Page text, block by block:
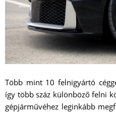
Több mint 10 felnigyártó
így több száz különböző felni
gépjárművéhez leginkább